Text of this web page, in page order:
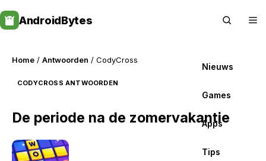
to
content
AndroidBytes
Nieuws
Games
Apps
Tips
Home / Antwoorden / CodyCross
CODYCROSS ANTWOORDEN
De periode na de zomervakantie